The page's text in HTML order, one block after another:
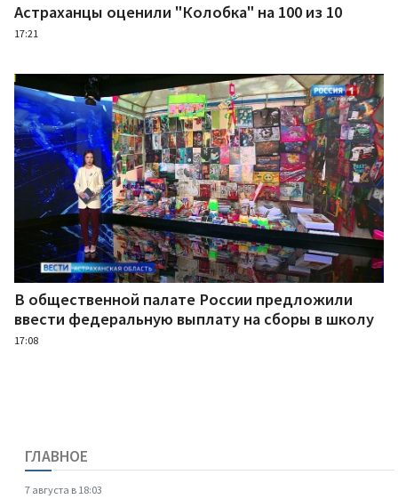
Астраханцы оценили "Колобка" на 100 из 10
17:21
В общественной палате России предложили
ввести федеральную выплату на сборы в школу
17:08
ГЛАВНОЕ
7 августа в 18:03